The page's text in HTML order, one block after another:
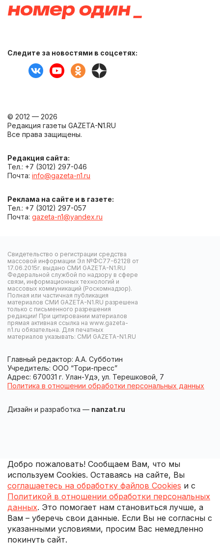
Следите за новостями в соцсетях:
© 2012 — 2026
Редакция газеты GAZETA-N1.RU
Все права защищены.
Редакция сайта:
Тел.: +7 (3012) 297-046
Почта: info@gazeta-n1.ru
Реклама на сайте и в газете:
Тел.: +7 (3012) 297-057
Почта: gazeta-n1@yandex.ru
Свидетельство о регистрации средства
массовой информации Эл №ФС77-62128 от
17.06.2015г. выдано СМИ GAZETA-N1.RU
Федеральной службой по надзору в сфере
связи, информационных технологий и
массовых коммуникаций (Роскомнадзор).
Полная или частичная публикация
материалов СМИ GAZETA-N1.RU разрешена
только с письменного разрешения
редакции! При цитировании материалов
прямая активная ссылка на www.gazeta-
n1.ru обязательна. Для печатных
материалов указывать: СМИ GAZETA-N1.RU
Главный редактор: А.А. Субботин
Учредитель: ООО “Тори-пресс”
Адрес: 670031 г. Улан-Удэ, ул. Терешковой, 7
Политика в отношении обработки персональных данных
Дизайн и разработка — nanzat.ru
Добро пожаловать! Сообщаем Вам, что мы
используем Cookies. Оставаясь на сайте, Вы
соглашаетесь на обработку файлов Cookies и с
Политикой в отношении обработки персональных
данных. Это помогает нам становиться лучше, а
Вам – уберечь свои данные. Если Вы не согласны с
указанными условиями, просим Вас немедленно
покинуть сайт.